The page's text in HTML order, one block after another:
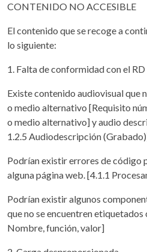
CONTENIDO NO ACCESIBLE
El contenido que se recoge a
lo siguiente:
1. Falta de conformidad con el
Existe contenido audiovisual que
o medio alternativo [Requisito
o medio alternativo] y audio
1.2.5 Audiodescripción
Podrían existir errores de código
alguna página web. [4.1.1
Podrían existir algunos
que no se encuentren
Nombre, función, valor]